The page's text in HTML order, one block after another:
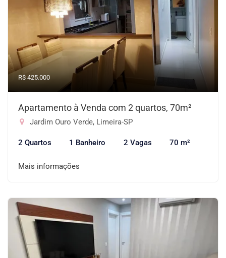
R$ 425.000
Apartamento à Venda com 2 quartos, 70m²
Jardim Ouro Verde, Limeira-SP
2 Quartos 1 Banheiro 2 Vagas 70 m²
Mais informações